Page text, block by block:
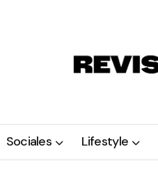
Sociales Lifestyle